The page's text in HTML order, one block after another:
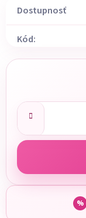
Dostupnosť
Kód:
%